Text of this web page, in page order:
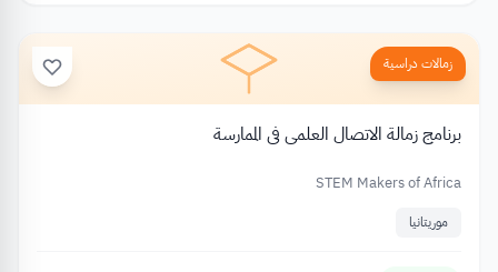
زمالات دراسية
برنامج زمالة الاتصال العلمي في الممارسة
STEM Makers of Africa
موريتانيا